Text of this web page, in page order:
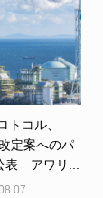
トコル、
定案へのパ
表 アワリ...